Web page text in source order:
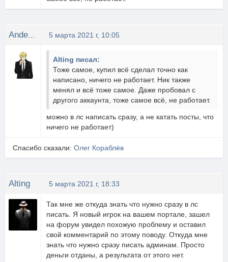
5 марта 2021 г, 10:05
Alting писал:
Тоже самое, купил всё сделал точно как
написано, ничего не работает. Ник также
менял и всё тоже самое. Даже пробовал с
другого аккаунта, тоже самое всё, не работает.
можно в лс написать сразу, а не катать посты, что
ничего не работает)
Спасибо сказали: Олег Кораблёв
Alting 5 марта 2021 г, 18:33
Так мне же откуда знать что нужно сразу в лс
писать. Я новый игрок на вашем портале, зашел
на форум увидел похожую проблему и оставил
свой комментарий по этому поводу. Откуда мне
знать что нужно сразу писать админам. Просто
деньги отданы, а результата от этого нет.